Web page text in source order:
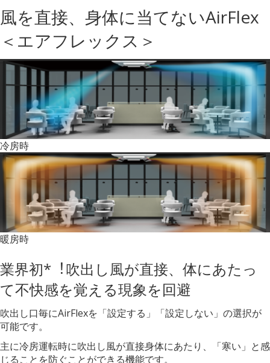
風を直接、身体に当てないAirFlex
＜エアフレックス＞
冷房時
暖房時
業界初*︕吹出し風が直接、体にあたっ
て不快感を覚える現象を回避
吹出し口毎にAirFlexを「設定する」「設定しない」の選択が
可能です。
主に冷房運転時に吹出し風が直接身体にあたり、「寒い」と感
じることを防ぐことができる機能です。